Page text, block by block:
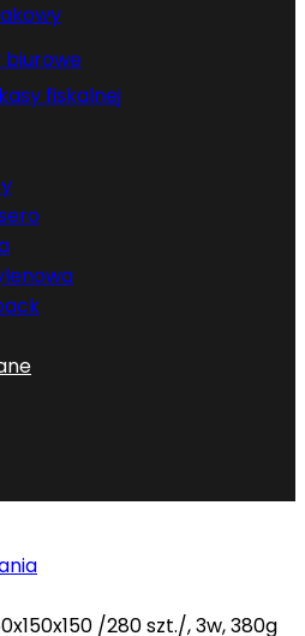
biurowe
fiskalnej
/280 szt./, 3w, 380g